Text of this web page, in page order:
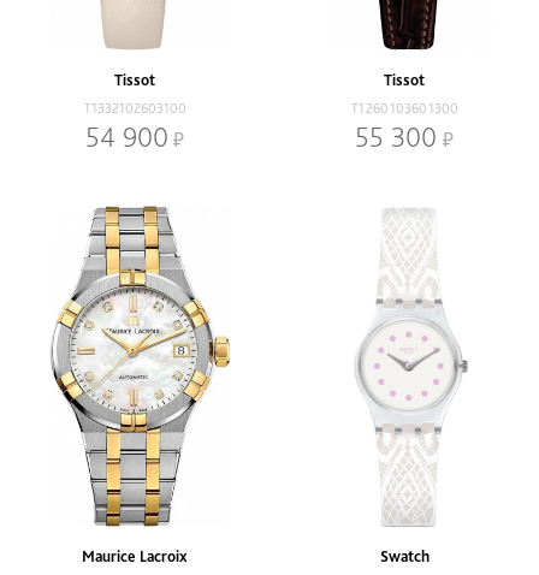
В наличии
Браслет
Диаметр, мм
Tissot
T1332102603100
54 900
Tissot
T1260103601300
55 300
Maurice Lacroix Swatch